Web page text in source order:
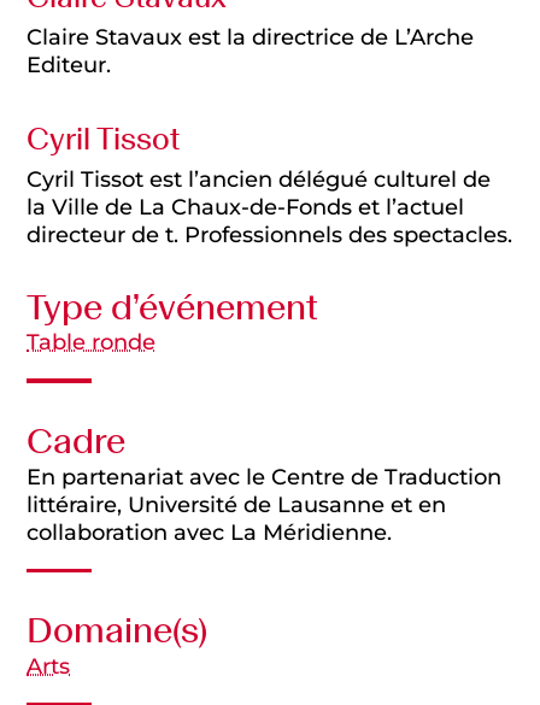
Claire Stavaux est la directrice de L’Arche
Editeur.
Cyril Tissot
Cyril Tissot est l’ancien délégué culturel de
la Ville de La Chaux-de-Fonds et l’actuel
directeur de t. Professionnels des spectacles.
Type d’événement
Table ronde
Cadre
En partenariat avec le Centre de Traduction
littéraire, Université de Lausanne et en
collaboration avec La Méridienne.
Domaine(s)
Arts